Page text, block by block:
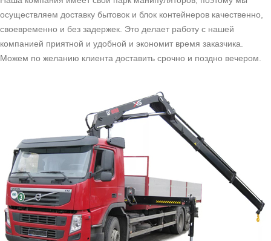
осуществляем доставку бытовок и блок контейнеров качественно,
своевременно и без задержек. Это делает работу с нашей
компанией приятной и удобной и экономит время заказчика.
Можем по желанию клиента доставить срочно и поздно вечером.